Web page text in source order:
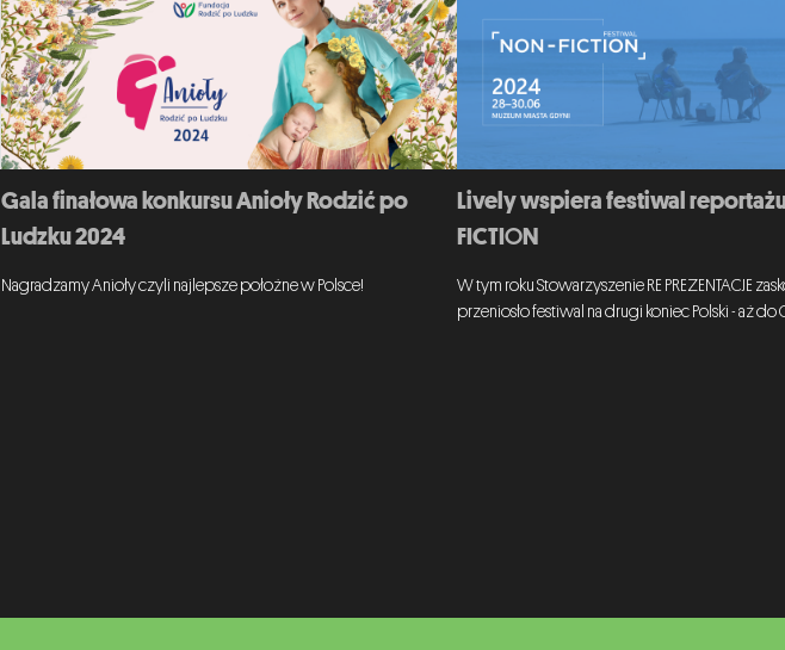
Gala finałowa konkursu Anioły Rodzić po
Ludzku 2024
Nagradzamy Anioły czyli najlepsze położne w Polsce!
Lively wspiera festiwal
FICTION
W tym roku Stowarzyszenie RE PREZENTACJE
przeniosło festiwal na drugi koniec Polski - aż do